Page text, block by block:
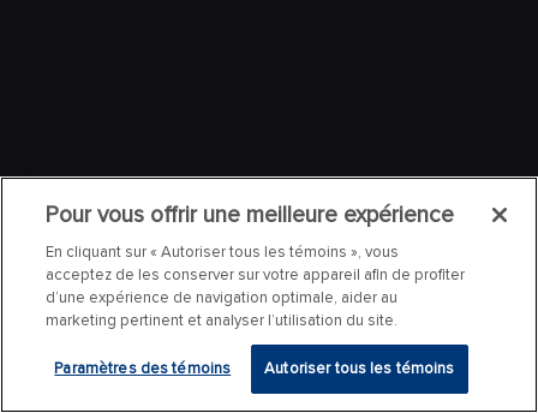
Pour vous offrir une meilleure expérience
En cliquant sur « Autoriser tous les témoins », vous
acceptez de les conserver sur votre appareil afin de profiter
d’une expérience de navigation optimale, aider au
marketing pertinent et analyser l’utilisation du site.
Paramètres des témoins Autoriser tous les témoins